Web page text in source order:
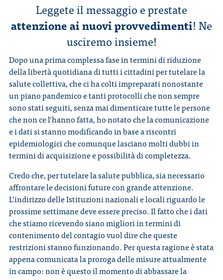
Leggete il messaggio e prestate
attenzione ai nuovi provvedimenti! Ne
usciremo insieme!
Dopo una prima complessa fase in termini di riduzione
della libertà quotidiana di tutti i cittadini per tutelare la
salute collettiva, che ci ha colti impreparati nonostante
un piano pandemico e tanti protocolli che non sempre
sono stati seguiti, senza mai dimenticare tutte le persone
che non ce l’hanno fatta, ho notato che la comunicazione
e i dati si stanno modificando in base a riscontri
epidemiologici che comunque lasciano molti dubbi in
termini di acquisizione e possibilità di completezza.
Credo che, per tutelare la salute pubblica, sia necessario
affrontare le decisioni future con grande attenzione.
L’indirizzo delle Istituzioni nazionali e locali riguardo le
prossime settimane deve essere preciso. Il fatto che i dati
che stiamo ricevendo siano migliori in termini di
contenimento del contagio vuol dire che queste
restrizioni stanno funzionando. Per questa ragione è stata
appena comunicata la proroga delle misure attualmente
in campo: non è questo il momento di abbassare la